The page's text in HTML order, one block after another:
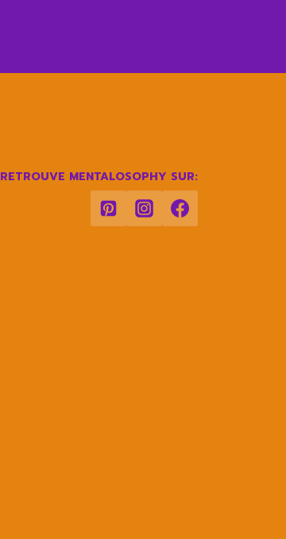
RETROUVE MENTALOSOPHY SUR: